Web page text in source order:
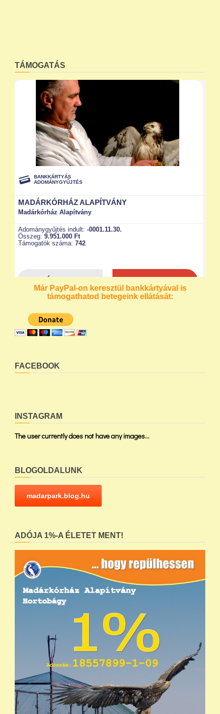
TÁMOGATÁS
Már PayPal-on keresztül bankkártyával is
támogathatod betegeink ellátását:
FACEBOOK
INSTAGRAM
The user currently does not have any images...
BLOGOLDALUNK
madarpark.blog.hu
ADÓJA 1%-A ÉLETET MENT!